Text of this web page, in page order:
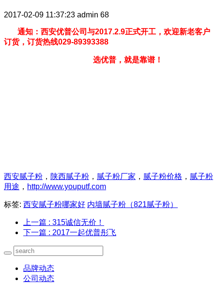
2017-02-09 11:37:23 admin 68
通知：西安优普公司与2017.2.9正式开工，欢迎新老客户
订货，订货热线029-89393388
选优普，就是靠谱！
西安腻子粉 ， 陕西腻子粉 ， 腻子粉厂家 ， 腻子粉价格 ， 腻子粉
用途 ， http://www.youputf.com
标签: 西安腻子粉哪家好 内墙腻子粉（821腻子粉）
上一篇 : 315诚信无价！
下一篇 : 2017一起优普彤飞
品牌动态
公司动态